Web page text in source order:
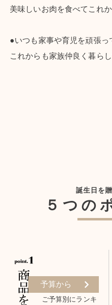
美味しいお肉を食べてこれ
●いつも家事や育児を頑張っ
これからも家族仲良く暮らし
誕生日を
５つの
予算から
ご予算別にランキ